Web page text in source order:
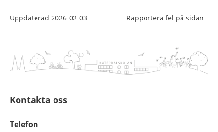
Uppdaterad 2026-02-03 Rapportera fel på sidan
Kontakta oss
Telefon